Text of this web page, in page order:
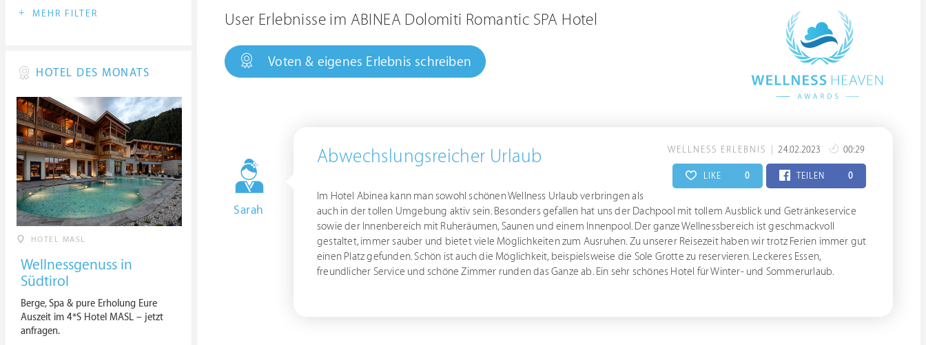
User Erlebnisse im ABINEA Dolomiti Romantic SPA Hotel
Voten & eigenes Erlebnis schreiben
Sarah
WELLNESS ERLEBNIS 24.02.2023 00:29
LIKE 0 TEILEN 0
Abwechslungsreicher Urlaub
Im Hotel Abinea kann man sowohl schönen Wellness Urlaub verbringen als
auch in der tollen Umgebung aktiv sein. Besonders gefallen hat uns der Dachpool mit tollem Ausblick und Getränkeservice
sowie der Innenbereich mit Ruheräumen, Saunen und einem Innenpool. Der ganze Wellnessbereich ist geschmackvoll
gestaltet, immer sauber und bietet viele Möglichkeiten zum Ausruhen. Zu unserer Reisezeit haben wir trotz Ferien immer gut
einen Platz gefunden. Schön ist auch die Möglichkeit, beispielsweise die Sole Grotte zu reservieren. Leckeres Essen,
freundlicher Service und schöne Zimmer runden das Ganze ab. Ein sehr schönes Hotel für Winter- und Sommerurlaub.
+ MEHR FILTER
HOTEL DES MONATS
HOTEL MASL
Wellnessgenuss in
Südtirol
Berge, Spa & pure Erholung Eure
Auszeit im 4*S Hotel MASL – jetzt
anfragen.